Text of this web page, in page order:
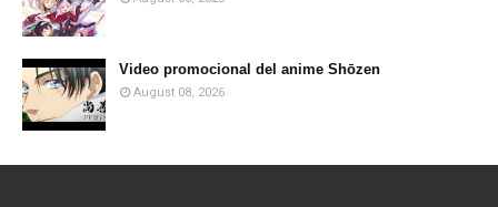
Video promocional del anime Shōzen
August 08, 2026